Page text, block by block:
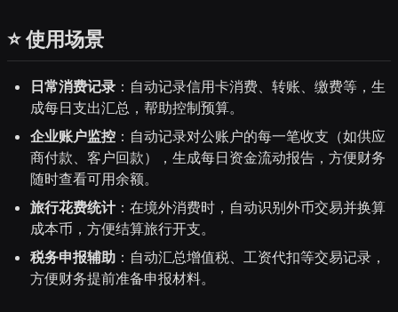
⭐ 使用场景
日常消费记录 ：自动记录信用卡消费、转账、缴费等，生
成每日支出汇总，帮助控制预算。
企业账户监控 ：自动记录对公账户的每一笔收支（如供应
商付款、客户回款），生成每日资金流动报告，方便财务
随时查看可用余额。
旅行花费统计：在境外消费时，自动识别外币交易并换算
成本币，方便结算旅行开支。
税务申报辅助 ：自动汇总增值税、工资代扣等交易记录，
方便财务提前准备申报材料。